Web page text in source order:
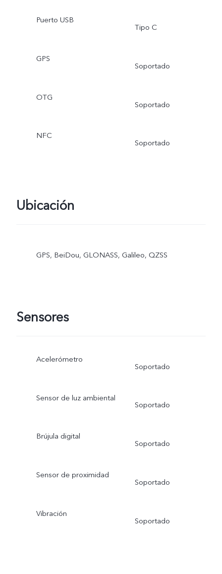
Puerto USB
Tipo C
GPS
Soportado
OTG
Soportado
NFC
Soportado
Ubicación
GPS, BeiDou, GLONASS, Galileo, QZSS
Sensores
Acelerómetro
Soportado
Sensor de luz ambiental
Soportado
Brújula digital
Soportado
Sensor de proximidad
Soportado
Vibración
Soportado